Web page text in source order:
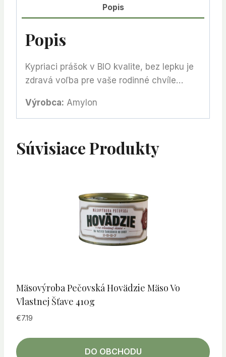
Popis
Popis
Kypriaci prášok v BIO kvalite, bez lepku je
zdravá voľba pre vaše rodinné chvíle…
Výrobca: Amylon
Súvisiace Produkty
Mäsovýroba Pečovská Hovädzie Mäso Vo
Vlastnej Šťave 410g
€7.19
DO OBCHODU